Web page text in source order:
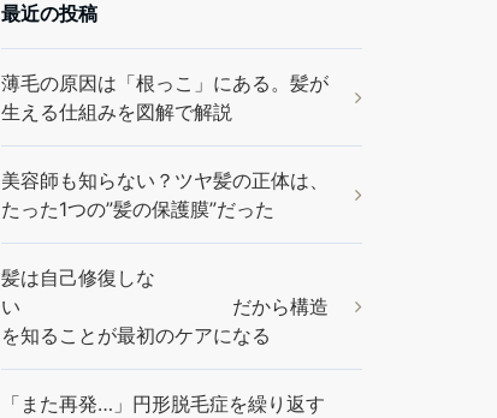
最近の投稿
薄毛の原因は「根っこ」にある。髪が
生える仕組みを図解で解説
美容師も知らない？ツヤ髪の正体は、
たった1つの”髪の保護膜”だった
髪は自己修復しな
い だから構造
を知ることが最初のケアになる
「また再発…」円形脱毛症を繰り返す